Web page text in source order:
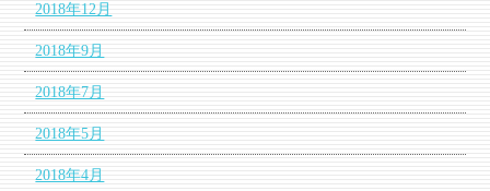
2018年12月
2018年9月
2018年7月
2018年5月
2018年4月